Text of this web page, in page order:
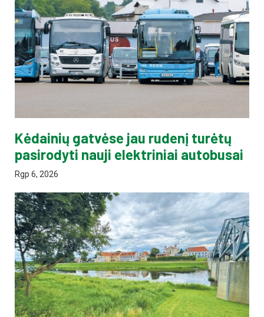
Kėdainių gatvėse jau rudenį turėtų
pasirodyti nauji elektriniai autobusai
Rgp 6, 2026